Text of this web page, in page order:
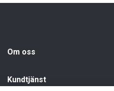
Om oss
Kundtjänst